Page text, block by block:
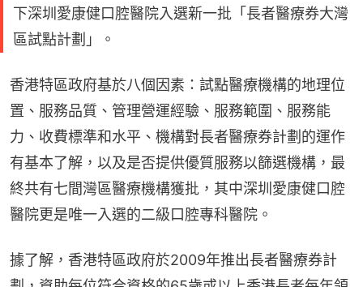
下深圳愛康健口腔醫院入選新一批「長者醫療券大灣
區試點計劃」。
香港特區政府基於八個因素：試點醫療機構的地理位
置、服務品質、管理營運經驗、服務範圍、服務能
力、收費標準和水平、機構對長者醫療券計劃的運作
有基本了解，以及是否提供優質服務以篩選機構，最
終共有七間灣區醫療機構獲批，其中深圳愛康健口腔
醫院更是唯一入選的二級口腔專科醫院。
據了解，香港特區政府於2009年推出長者醫療券計